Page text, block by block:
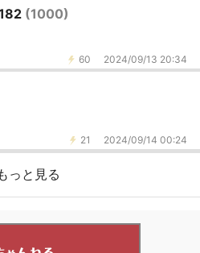
(1000)
60 2024/09/13 20:34
21 2024/09/14 00:24
っと見る